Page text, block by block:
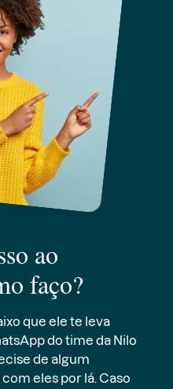
ao
faço?
que ele te leva
do time da Nilo
de algum
eles por lá. Caso